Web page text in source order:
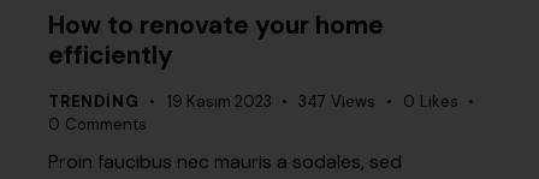
How to renovate your home
efficiently
TRENDING 19 Kasım 2023 347 Views 0 Likes
0 Comments
Proin faucibus nec mauris a sodales, sed